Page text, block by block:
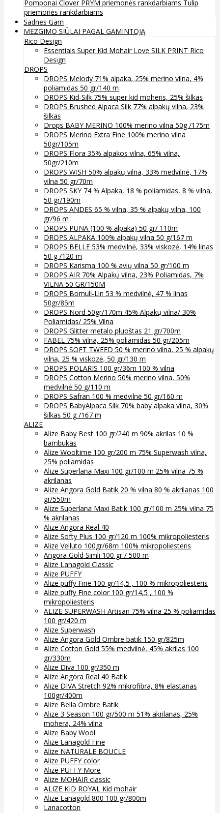
Pomponai Clover PRYM priemonės rankdarbiams Tulip
priemonės rankdarbiams
Sadnes Garn
MEZGIMO SIŪLAI PAGAL GAMINTOJĄ
Rico Design
Essentials Super Kid Mohair Love SILK PRINT Rico
Design
DROPS
DROPS Melody 71% alpaka, 25% merino vilna, 4%
poliamidas 50 gr/140 m
DROPS Kid-Silk 75% super kid moheris, 25% šilkas
DROPS Brushed Alpaca Silk 77% alpakų vilna, 23%
šilkas
Drops BABY MERINO 100% merino vilna 50g /175m
DROPS Merino Extra Fine 100% merino vilna
50gr/105m
DROPS Flora 35% alpakos vilna, 65% vilna,
50gr/210m
DROPS WISH 50% alpakų vilna, 33% medvilnė, 17%
vilna 50 gr/70m
DROPS SKY 74 % Alpaka, 18 % poliamidas, 8 % vilna,
50 gr/190m
DROPS ANDES 65 % vilna, 35 % alpakų vilna, 100
gr/96 m
DROPS PUNA (100 % alpaka) 50 gr/ 110m
DROPS ALPAKA 100% alpakų vilna 50 g/167 m
DROPS BELLE 53% medvilnė, 33% viskozė, 14% linas
50 g /120 m
DROPS Karisma 100 % avių vilna 50 gr/100 m
DROPS AIR 70% Alpakų vilna, 23% Poliamidas, 7%
VILNA 50 GR/150M
DROPS Bomull-Lin 53 % medvilnė, 47 % linas
50gr/85m
DROPS Nord 50gr/170m 45% Alpakų vilna/ 30%
Poliamidas/ 25% Vilna
DROPS Glitter metalo pluoštas 21 gr/700m
FABEL 75% vilna, 25% poliamidas 50 gr/205m
DROPS SOFT TWEED 50 % merino vilna, 25 % alpakų
vilna, 25 % viskozė, 50 gr/130 m
DROPS POLARIS 100 gr/36m 100 % vilna
DROPS Cotton Merino 50% merino vilna, 50%
medvilnė 50 g/110 m
DROPS Safran 100 % medvilnė 50 gr/160 m
DROPS BabyAlpaca Silk 70% baby alpaka vilna, 30%
šilkas 50 g /167 m
ALIZE
Alize Baby Best 100 gr/240 m 90% akrilas 10 %
bambukas
Alize Wooltime 100 gr/200 m 75% Superwash vilna,
25% poliamidas
Alize Superlana Maxi 100 gr/100 m 25% vilna 75 %
akrilanas
Alize Angora Gold Batik 20 % vilna 80 % akrilanas 100
gr/550m
Alize Superlana Maxi Batik 100 gr/100 m 25% vilna 75
% akrilanas
Alize Angora Real 40
Alize Softy Plus 100 gr/120 m 100% mikropoliesteris
Alize Velluto 100gr/68m 100% mikropoliesteris
Angora Gold Simli 100 gr / 500 m
Alize Lanagold Classic
Alize PUFFY
Alize puffy Fine 100 gr/14,5 , 100 % mikropoliesteris
Alize puffy Fine color 100 gr/14,5 , 100 %
mikropoliesteris
ALIZE SUPERWASH Artisan 75% vilna 25 % poliamidas
100 gr/420 m
Alize Superwash
Alize Angora Gold Ombre batik 150 gr/825m
Alize Cotton Gold 55% medvilnė, 45% akrilas 100
gr/330m
Alize Diva 100 gr/350 m
Alize Angora Real 40 Batik
Alize DIVA Stretch 92% mikrofibra, 8% elastanas
100gr/400m
Alize Bella Ombre Batik
Alize 3 Season 100 gr/500 m 51% akrilanas, 25%
mohera, 24% vilna
Alize Baby Wool
Alize Lanagold Fine
Alize NATURALE BOUCLE
Alize PUFFY color
Alize PUFFY More
Alize MOHAIR classic
ALIZE KID ROYAL Kid mohair
Alize Lanagold 800 100 gr/800m
Lanacotton